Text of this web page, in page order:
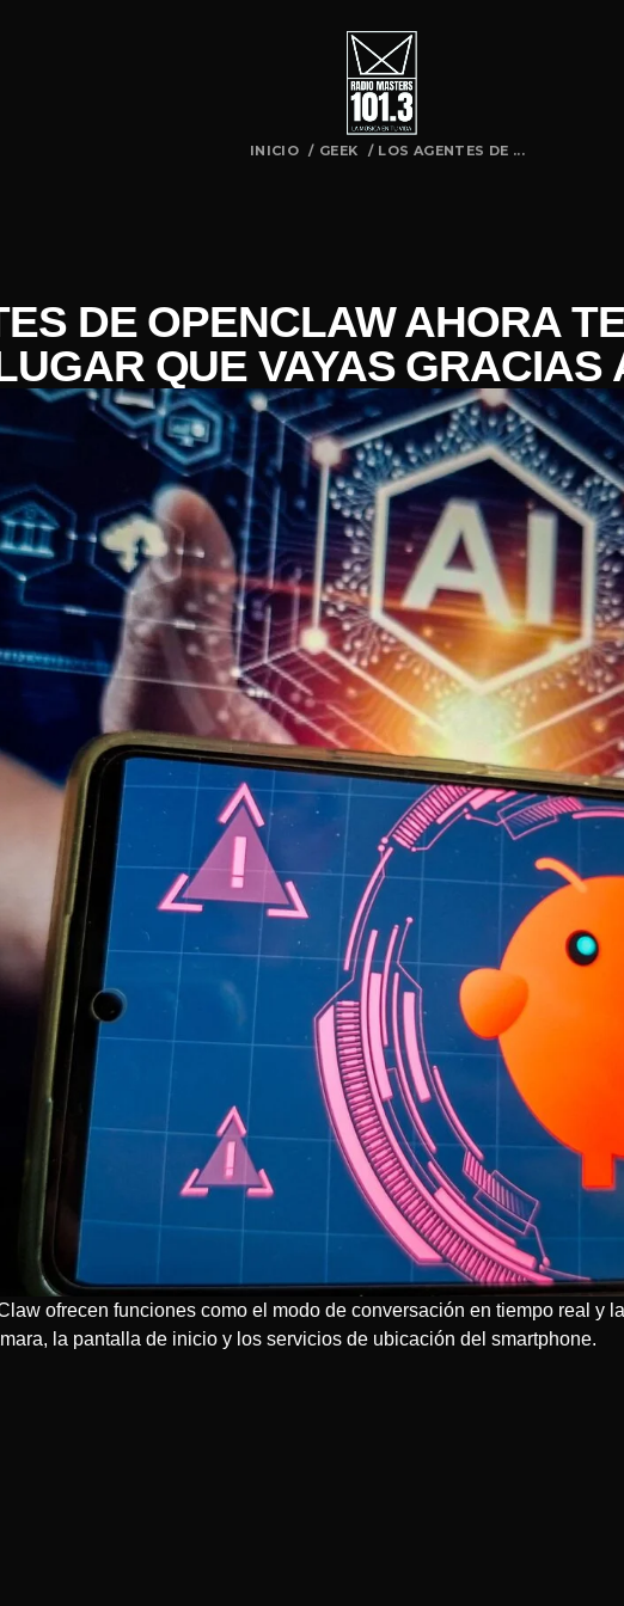
INICIO / GEEK / LOS AGENTES DE ...
DE OPENCLAW AHORA
QUE VAYAS GRACIAS
ofrecen funciones como el modo de conversación en tiempo real y
la pantalla de inicio y los servicios de ubicación del smartphone.